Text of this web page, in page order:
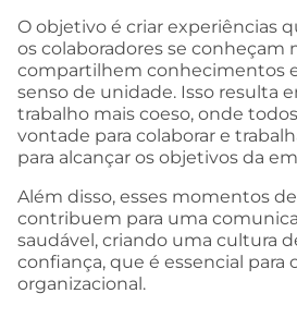
O objetivo é criar experiências
os colaboradores se conheçam
compartilhem conhecimentos
senso de unidade. Isso resulta
trabalho mais coeso, onde
vontade para colaborar e
para alcançar os objetivos da
Além disso, esses momentos
contribuem para uma
saudável, criando uma cultura
confiança, que é essencial para
organizacional.